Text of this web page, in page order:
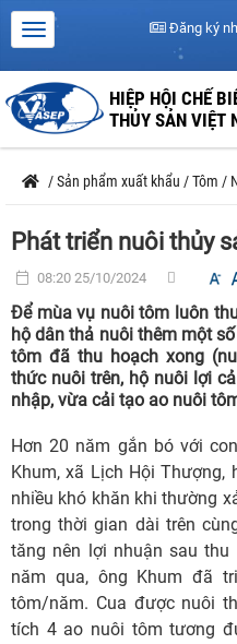
Đăng ký
HIỆP HỘI CHẾ
THỦY SẢN VIỆT
/Sản phẩm xuất khẩu /Tôm /
Phát triển nuôi thủy
08:20 25/10/2024
Để mùa vụ nuôi tôm luôn
hộ dân thả nuôi thêm một
tôm đã thu hoạch xong
thức nuôi trên, hộ nuôi lợi
nhập, vừa cải tạo ao nuôi
Hơn 20 năm gắn bó với
Khum, xã Lịch Hội Thượng,
nhiều khó khăn khi thường
trong thời gian dài trên
tăng nên lợi nhuận sau thu
năm qua, ông Khum đã
tôm/năm. Cua được nuôi
tích 4 ao nuôi tôm tương